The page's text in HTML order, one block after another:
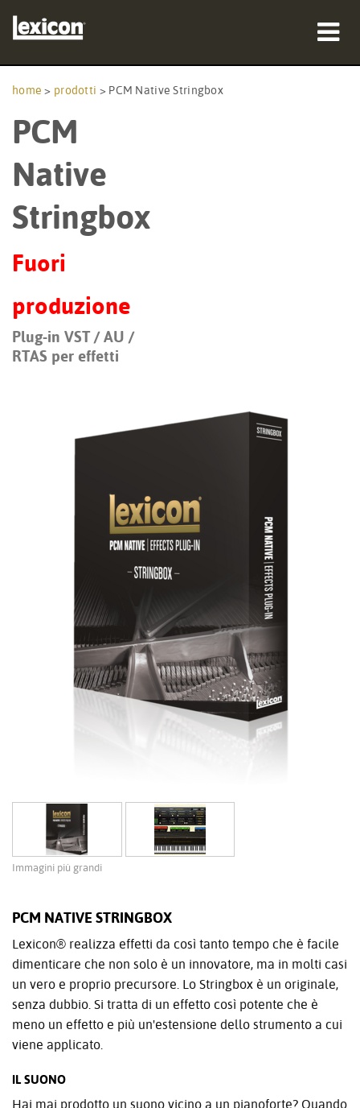
dove acquistare
formazione
supporto
Lingua/Regione
home > prodotti > PCM Native Stringbox
PCM
Native
Stringbox
Fuori
produzione
Plug-in VST / AU /
RTAS per effetti
Immagini più grandi
PCM NATIVE STRINGBOX
Lexicon® realizza effetti da così tanto tempo che è facile
dimenticare che non solo è un innovatore, ma in molti casi
un vero e proprio precursore. Lo Stringbox è un originale,
senza dubbio. Si tratta di un effetto così potente che è
meno un effetto e più un'estensione dello strumento a cui
viene applicato.
IL SUONO
Hai mai prodotto un suono vicino a un pianoforte? Quando